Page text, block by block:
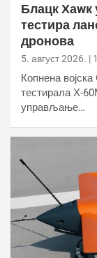
Блацк Хаwк
тестира
дронова
5. август 2026. |
Копнена
тестирала Х-
управљање…